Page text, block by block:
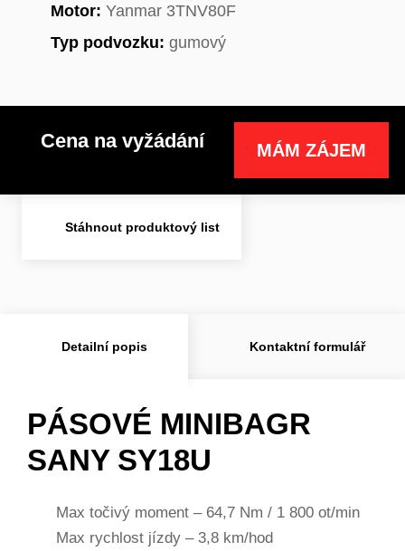
Motor: Yanmar 3TNV80F
Typ podvozku: gumový
Cena na vyžádání MÁM ZÁJEM
Stáhnout produktový list
Detailní popis Kontaktní formulář
PÁSOVÉ MINIBAGR
SANY SY18U
Max točivý moment – 64,7 Nm / 1 800 ot/min
Max rychlost jízdy – 3,8 km/hod